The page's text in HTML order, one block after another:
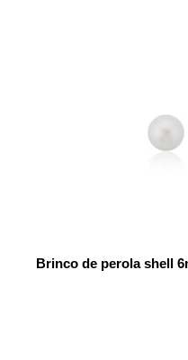
Brinco de perola shell